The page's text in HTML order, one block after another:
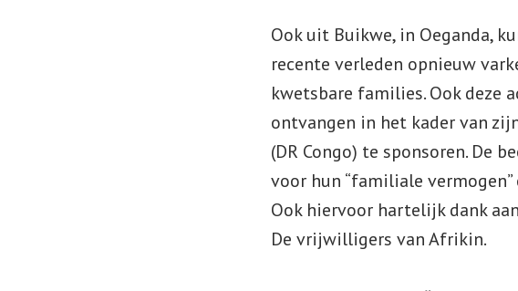
Ook uit Buikwe, in Oeganda,
recente verleden opnieuw
kwetsbare families. Ook
ontvangen in het kader van
(DR Congo) te sponsoren. De
voor hun “familiale
Ook hiervoor hartelijk dank
De vrijwilligers van Afrikin.